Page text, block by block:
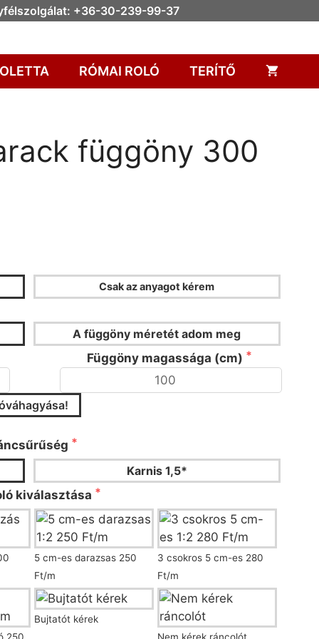
+36-30-239-99-37
RÓMAI ROLÓ TERÍTŐ
függöny 300
Csak az anyagot kérem
A függöny méretét adom meg
Függöny magassága (cm)
Karnis 1,5*
kiválasztása
5 cm-es darazsas 250
Ft/m
3 csokros 5 cm-es 280
Ft/m
Bujtatót kérek